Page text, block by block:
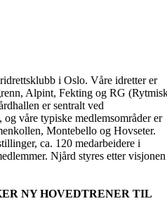
i Oslo. Våre idretter er
Alpint, Fekting og RG
er sentralt ved
våre typiske medlemsområder er
Montebello og Hovseter.
ca. 120 medarbeidere i
Njård styres etter visjonen
NY HOVEDTRENER TIL